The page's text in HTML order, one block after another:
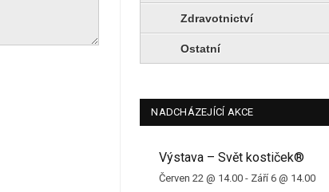
Zdravotnictví
Ostatní
NADCHÁZEJÍCÍ AKCE
Výstava – Svět kostiček®
Červen 22 @ 14.00 - Září 6 @ 14.00